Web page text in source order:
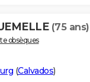
(75 ans)
obsèques
(Calvados)